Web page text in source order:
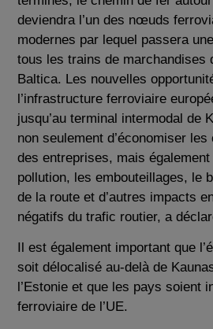
deviendra l’un des nœuds
modernes par lequel passera
tous les trains de marchandises
Baltica. Les nouvelles
l’infrastructure ferroviaire
jusqu’au terminal intermodal de
non seulement d’économiser
des entreprises, mais
pollution, les embouteillages, le
de la route et d’autres impacts
négatifs du trafic routier, a
Il est également important que
soit délocalisé au-delà de
l’Estonie et que les pays soient
ferroviaire de l’UE.